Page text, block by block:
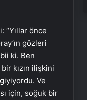
“Yıllar önce
gözleri
ki. Ben
kızın ilişkini
Ve
için, soğuk bir